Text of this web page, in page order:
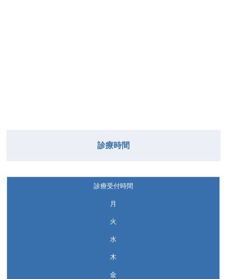
診療時間
診療受付時間
月
火
水
木
金